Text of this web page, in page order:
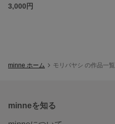
3,000円
minne ホーム モリバヤシ の作品一覧
minneを知る